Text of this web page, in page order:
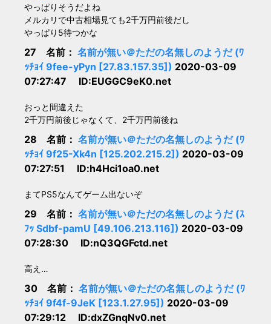
やっぱりそうだよね
メルカリで中古相場見ても2千万円前後だし
やっぱり5待つかな
27 名前： 名前が無い＠ただの名無しのようだ (ﾜ
ｯﾁｮｲ 9fee-yPyn [27.83.157.35]) 2020-03-09
07:27:47 ID:EUGGC9eK0.net
おっと間違えた
2千万円前後じゃなくて、2千万円前後ね
28 名前： 名前が無い＠ただの名無しのようだ (ﾜ
ｯﾁｮｲ 9f25-Xk4n [125.202.215.2]) 2020-03-09
07:27:51 ID:h4Hci1oa0.net
まてPS5なんてゲーム出ないぞ
29 名前： 名前が無い＠ただの名無しのようだ (ｽ
ﾌｯ Sdbf-pamU [49.106.213.116]) 2020-03-09
07:28:30 ID:nQ3QGFctd.net
高え…
30 名前： 名前が無い＠ただの名無しのようだ (ﾜ
ｯﾁｮｲ 9f4f-9JeK [123.1.27.95]) 2020-03-09
07:29:12 ID:dxZGnqNv0.net